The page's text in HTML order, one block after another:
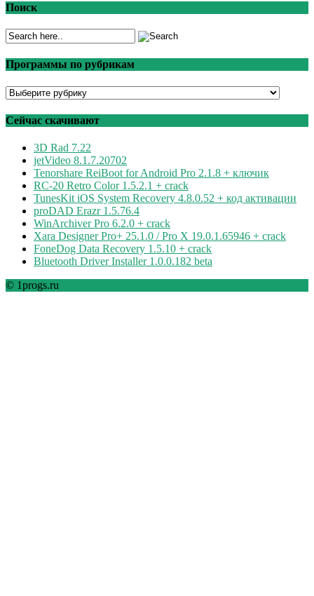
Поиск
Программы по рубрикам
Программы
рубрикам
Сейчас скачивают
3D Rad 7.22
jetVideo 8.1.7.20702
Tenorshare ReiBoot for Android Pro 2.1.8 + ключик
RC-20 Retro Color 1.5.2.1 + crack
TunesKit iOS System Recovery 4.8.0.52 + код активации
proDAD Erazr 1.5.76.4
WinArchiver Pro 6.2.0 + crack
Xara Designer Pro+ 25.1.0 / Pro X 19.0.1.65946 + crack
FoneDog Data Recovery 1.5.10 + crack
Bluetooth Driver Installer 1.0.0.182 beta
© 1progs.ru